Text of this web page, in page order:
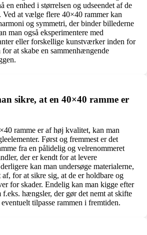
en enhed i størrelsen og udseendet af de
Ved at vælge flere 40×40 rammer kan
og symmetri, der binder billederne
man også eksperimentere med
eller forskellige kunstværker inden for
for at skabe en sammenhængende
sikre, at en 40×40 ramme er
ramme er af høj kvalitet, kan man
Først og fremmest er det
fra en pålidelig og velrenommeret
der er kendt for at levere
kan man undersøge materialerne,
af, for at sikre sig, at de er holdbare og
for skader. Endelig kan man kigge efter
f.eks. hængsler, der gør det nemt at skifte
tilpasse rammen i fremtiden.